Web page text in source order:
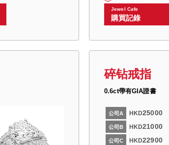
Jewel Cafe
購買記錄
碎钻戒指
0.6ct帶有GIA證書
公司A HKD25000
公司B HKD21000
公司C HKD22900